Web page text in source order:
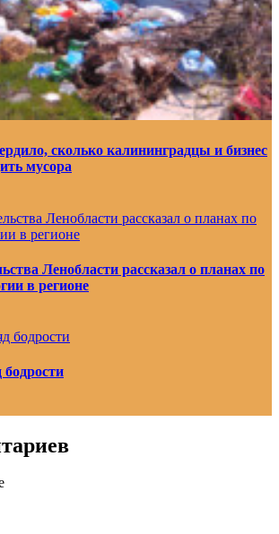
сколько калининградцы и бизнес
мусора
Ленобласти рассказал о планах по
в регионе
бодрости